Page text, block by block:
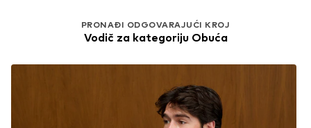
PRONAĐI ODGOVARAJUĆI KROJ
Vodič za kategoriju Obuća